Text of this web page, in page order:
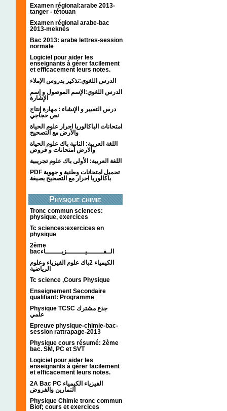
Examen régional:arabe 2013-
tanger - tétouan
Examen régional arabe-bac
2013-meknès
Bac 2013: arabe lettres-session
normale
Logiciel pour aider les
enseignants à gérer facilement
et efficacement leurs notes.
الدرس اللغوي:تذكير بدروس الإملاء
الدرس اللغوي:الإسم الموصول و إسم
الإشارة
درس التعبير و الإنشاء : مهارة إنتاج
نص حجاجي
امتحانات الباكالوريا احرار علوم الحياة
والأرض مع التصحيح
اللغة العربية: الثانية باك علوم الحياة
والارض امتحانات و فروض
اللغة العربية: الأولى باك علوم تجريبية
PDF تحميل امتحانات وطنية و جهوية
باكالوريا احرار مع التصحيح بصيغة
Physique chimie
Tronc commun sciences:
physique, exercices
Tc sciences:exercices en
physique
2ème
bacالــفــــــــيـــــــــزيــــــــاء
الكيمياء 2باك علوم الفيزياء وعلوم
الرياضية
Tc science ,Cours Physique
Enseignement Secondaire
qualifiant: Programme
Physique TCSC جذع مشترك
علمي
Epreuve physique-chimie-bac-
session rattrapage-2013
Physique cours résumé: 2ème
bac. SM, PC et SVT
Logiciel pour aider les
enseignants à gérer facilement
et efficacement leurs notes.
2A Bac PC الفيزياء الكيمياء
التمارين والفروض
Physique Chimie tronc commun
Biof; cours et exercices